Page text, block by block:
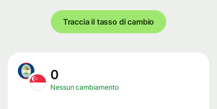
Traccia il tasso di cambio
0
Nessun cambiamento